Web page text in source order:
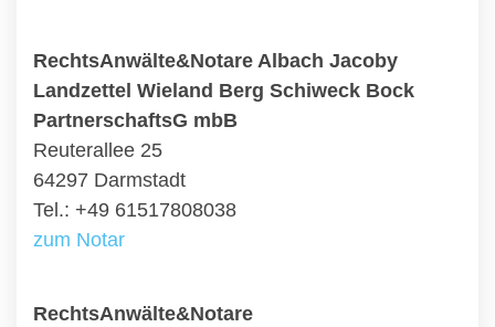
RechtsAnwälte&Notare Albach Jacoby
Landzettel Wieland Berg Schiweck Bock
PartnerschaftsG mbB
Reuterallee 25
64297 Darmstadt
Tel.: +49 61517808038
zum Notar
RechtsAnwälte&Notare